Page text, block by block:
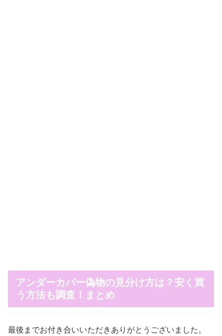
アンダーカバー偽物の見分け方は？安く買
う方法も調査！まとめ
最後までお付き合いいただきありがとうございました。